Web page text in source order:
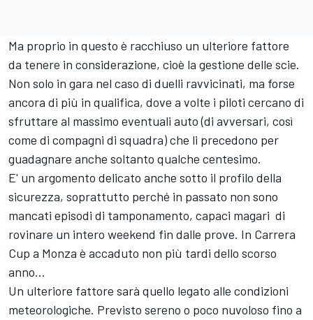
Ma proprio in questo è racchiuso un ulteriore fattore
da tenere in considerazione, cioè la gestione delle scie.
Non solo in gara nel caso di duelli ravvicinati, ma forse
ancora di più in qualifica, dove a volte i piloti cercano di
sfruttare al massimo eventuali auto (di avversari, così
come di compagni di squadra) che li precedono per
guadagnare anche soltanto qualche centesimo.
E' un argomento delicato anche sotto il profilo della
sicurezza, soprattutto perché in passato non sono
mancati episodi di tamponamento, capaci magari di
rovinare un intero weekend fin dalle prove. In Carrera
Cup a Monza è accaduto non più tardi dello scorso
anno...
Un ulteriore fattore sarà quello legato alle condizioni
meteorologiche. Previsto sereno o poco nuvoloso fino a